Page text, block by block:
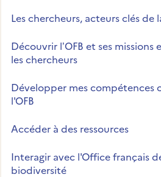
Les chercheurs, acteurs clés de
Découvrir l’OFB et ses missions
les chercheurs
Développer mes compétences
l'OFB
Accéder à des ressources
Interagir avec l'Office français
biodiversité